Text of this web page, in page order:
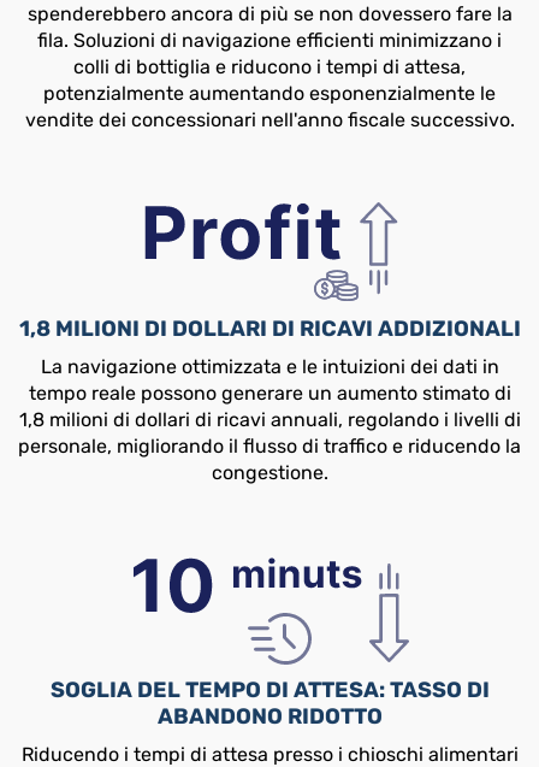
spenderebbero ancora di più se non dovessero fare la
fila. Soluzioni di navigazione efficienti minimizzano i
colli di bottiglia e riducono i tempi di attesa,
potenzialmente aumentando esponenzialmente le
vendite dei concessionari nell'anno fiscale successivo.
1,8 MILIONI DI DOLLARI DI RICAVI ADDIZIONALI
La navigazione ottimizzata e le intuizioni dei dati in
tempo reale possono generare un aumento stimato di
1,8 milioni di dollari di ricavi annuali, regolando i livelli di
personale, migliorando il flusso di traffico e riducendo la
congestione.
SOGLIA DEL TEMPO DI ATTESA: TASSO DI
ABANDONO RIDOTTO
Riducendo i tempi di attesa presso i chioschi alimentari